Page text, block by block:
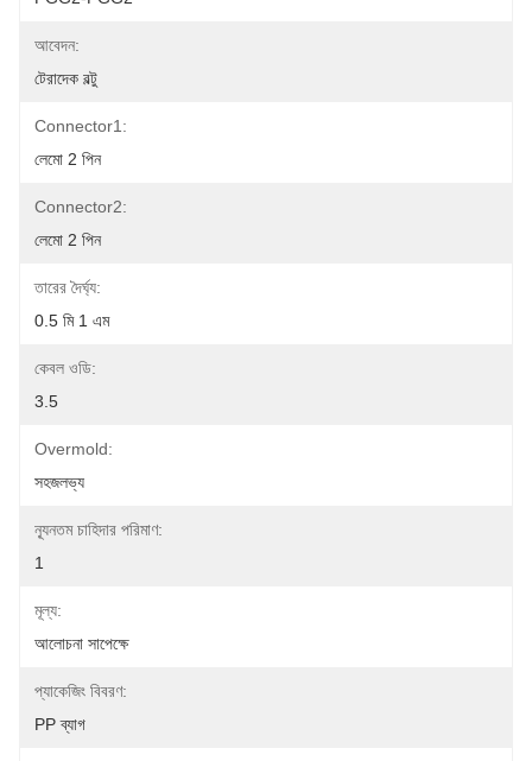
আবেদন:
টেরাদেক বল্টু
Connector1:
লেমো 2 পিন
Connector2:
লেমো 2 পিন
তারের দৈর্ঘ্য:
0.5 মি 1 এম
কেবল ওডি:
3.5
Overmold:
সহজলভ্য
ন্যূনতম চাহিদার পরিমাণ:
1
মূল্য:
আলোচনা সাপেক্ষে
প্যাকেজিং বিবরণ:
PP ব্যাগ